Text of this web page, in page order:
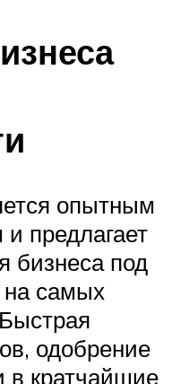
опытным
предлагает
бизнеса под
на самых
одобрение
в кратчайшие